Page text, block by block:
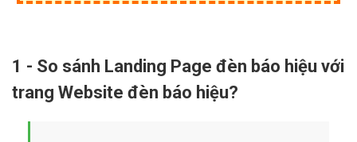
1 - So sánh Landing Page đèn báo hiệu với
trang Website đèn báo hiệu?